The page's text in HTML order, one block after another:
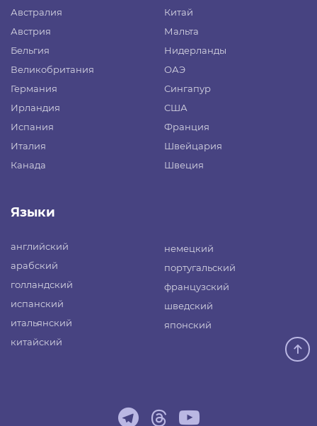
Австралия
Австрия
Бельгия
Великобритания
Германия
Ирландия
Испания
Италия
Канада
Китай
Мальта
Нидерланды
ОАЭ
Сингапур
США
Франция
Швейцария
Швеция
Языки
английский
арабский
голландский
испанский
итальянский
китайский
немецкий
португальский
французский
шведский
японский